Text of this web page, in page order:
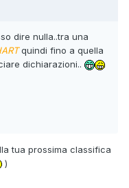
dire nulla..tra una
quindi fino a quella
dichiarazioni..
tua prossima classifica
)